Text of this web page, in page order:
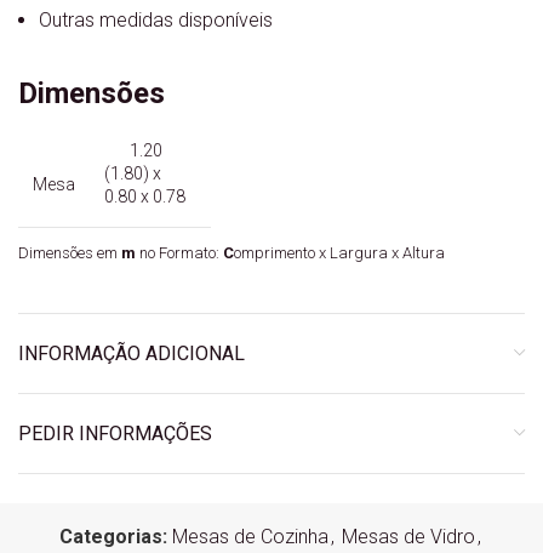
Outras medidas disponíveis
Dimensões
Mesa
1.20
(1.80) x
0.80 x 0.78
Dimensões em m no Formato: Comprimento x Largura x Altura
INFORMAÇÃO ADICIONAL
PEDIR INFORMAÇÕES
Categorias: Mesas de Cozinha, Mesas de Vidro ,